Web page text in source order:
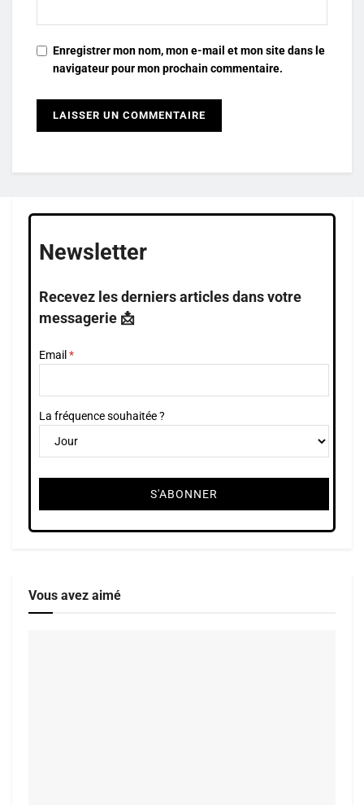
Enregistrer mon nom, mon e-mail et mon site dans le
navigateur pour mon prochain commentaire.
Newsletter
Recevez les derniers articles dans votre
messagerie 📩
Email
La fréquence souhaitée ?
Vous avez aimé